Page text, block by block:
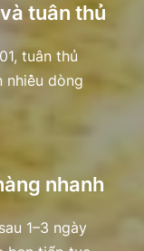
tuân thủ
tuân thủ
nhiều dòng
nhanh
1–3 ngày